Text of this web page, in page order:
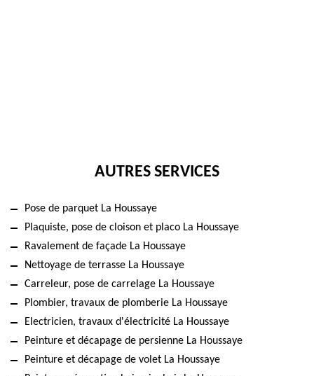
AUTRES SERVICES
Pose de parquet La Houssaye
Plaquiste, pose de cloison et placo La Houssaye
Ravalement de façade La Houssaye
Nettoyage de terrasse La Houssaye
Carreleur, pose de carrelage La Houssaye
Plombier, travaux de plomberie La Houssaye
Electricien, travaux d'électricité La Houssaye
Peinture et décapage de persienne La Houssaye
Peinture et décapage de volet La Houssaye